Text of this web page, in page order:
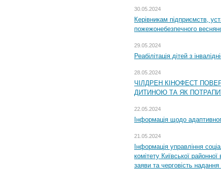
30.05.2024
Керівникам підприємств,
пожежонебезпечного
29.05.2024
Реабілітація дітей з
28.05.2024
ЧІЛДРЕН КІНОФЕСТ
ДИТИНОЮ ТА ЯК
22.05.2024
Інформація щодо
21.05.2024
Інформація управління
комітету Київської
заяви та черговість надання